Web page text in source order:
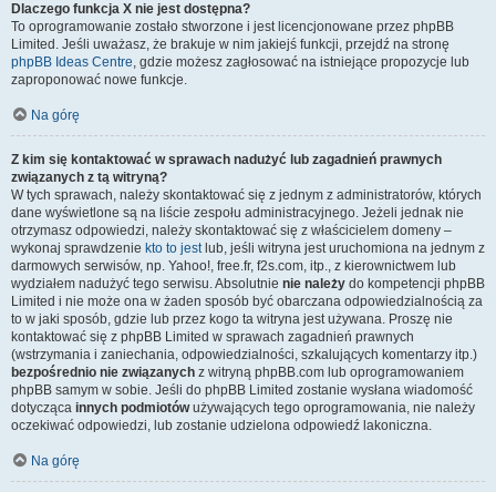
Dlaczego funkcja X nie jest dostępna?
To oprogramowanie zostało stworzone i jest licencjonowane przez phpBB
Limited. Jeśli uważasz, że brakuje w nim jakiejś funkcji, przejdź na stronę
phpBB Ideas Centre, gdzie możesz zagłosować na istniejące propozycje lub
zaproponować nowe funkcje.
Na górę
Z kim się kontaktować w sprawach nadużyć lub zagadnień prawnych
związanych z tą witryną?
W tych sprawach, należy skontaktować się z jednym z administratorów, których
dane wyświetlone są na liście zespołu administracyjnego. Jeżeli jednak nie
otrzymasz odpowiedzi, należy skontaktować się z właścicielem domeny –
wykonaj sprawdzenie kto to jestlub, jeśli witryna jest uruchomiona na jednym z
darmowych serwisów, np. Yahoo!, free.fr, f2s.com, itp., z kierownictwem lub
wydziałem nadużyć tego serwisu. Absolutnie nie należy do kompetencji phpBB
Limited i nie może ona w żaden sposób być obarczana odpowiedzialnością za
to w jaki sposób, gdzie lub przez kogo ta witryna jest używana. Proszę nie
kontaktować się z phpBB Limited w sprawach zagadnień prawnych
(wstrzymania i zaniechania, odpowiedzialności, szkalujących komentarzy itp.)
bezpośrednio nie związanych z witryną phpBB.com lub oprogramowaniem
phpBB samym w sobie. Jeśli do phpBB Limited zostanie wysłana wiadomość
dotycząca innych podmiotówużywających tego oprogramowania, nie należy
oczekiwać odpowiedzi, lub zostanie udzielona odpowiedź lakoniczna.
Na górę